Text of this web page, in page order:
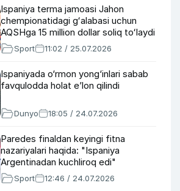
Ispaniya terma jamoasi Jahon
chempionatidagi gʻalabasi uchun
AQSHga 15 million dollar soliq toʻlaydi
Sport 11:02 / 25.07.2026
Ispaniyada o‘rmon yong‘inlari sabab
favqulodda holat e’lon qilindi
Dunyo 18:05 / 24.07.2026
Paredes finaldan keyingi fitna
nazariyalari haqida: "Ispaniya
Argentinadan kuchliroq edi"
Sport 12:46 / 24.07.2026